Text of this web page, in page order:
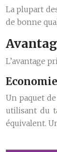
La plupart
de bonne
L’avantage
Un paquet
utilisant du
équivalent.